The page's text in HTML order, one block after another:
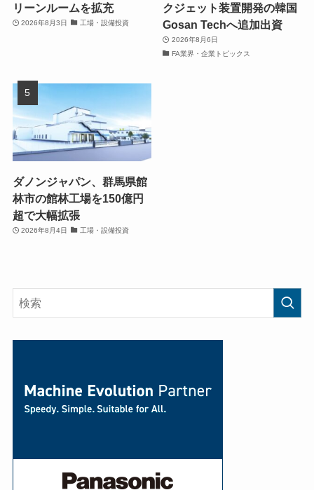
リーンルームを拡充
2026年8月3日 工場・設備投資
クジェット装置開発の韓国
Gosan Techへ追加出資
2026年8月6日
FA業界・企業トピックス
ダノンジャパン、群馬県館
林市の館林工場を150億円
超で大幅拡張
2026年8月4日 工場・設備投資